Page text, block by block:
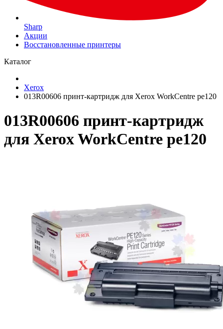
Sharp
Акции
Восстановленные принтеры
Каталог
Xerox
013R00606 принт-картридж для Xerox WorkCentre pe120
013R00606 принт-картридж
для Xerox WorkCentre pe120